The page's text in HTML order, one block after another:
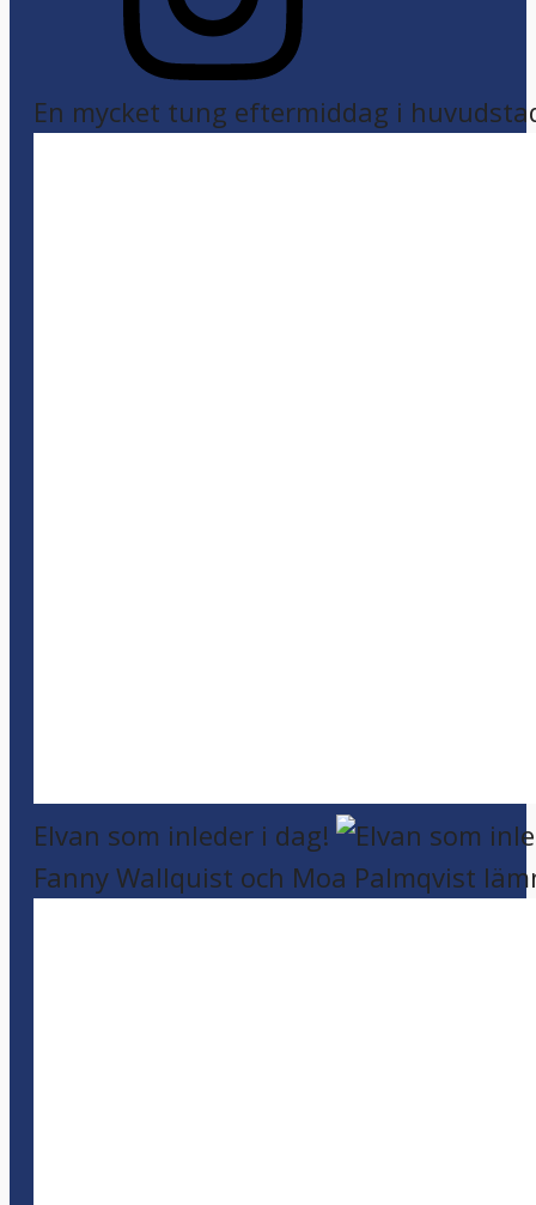
En mycket tung eftermiddag i
Elvan som inleder i dag!
Fanny Wallquist och Moa Palmqvist